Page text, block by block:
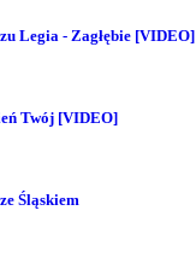
Legia - Zagłębie [VIDEO]
Twój [VIDEO]
Śląskiem